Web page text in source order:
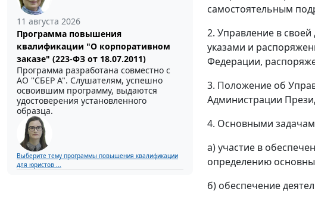
11 августа 2026
Программа повышения
квалификации "О корпоративном
заказе" (223-ФЗ от 18.07.2011)
Программа разработана совместно с
АО ''СБЕР А". Слушателям, успешно
освоившим программу, выдаются
удостоверения установленного
образца.
Выберите тему программы повышения квалификации
для юристов ...
самостоятельным
2. Управление в
указами и
Федерации,
3. Положение об
Администрации
4. Основными
а) участие в
определению
б) обеспечение